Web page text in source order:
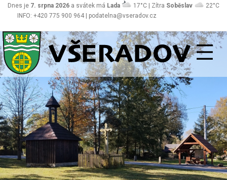
INFO: +420 775 900 964 | podatelna@vseradov.cz
Dnes je 7. srpna 2026 a svátek má Lada 17°C | Zítra Soběslav 22°C
Všeradov